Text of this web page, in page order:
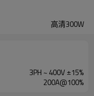
高清300W
3PH ~ 400V ±15%
200A@100%